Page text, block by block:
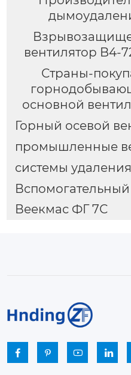
вентилятор B4-
Страны-
основной
Горный осевой
промышленные
системы
Веекмас ФГ 7С
   